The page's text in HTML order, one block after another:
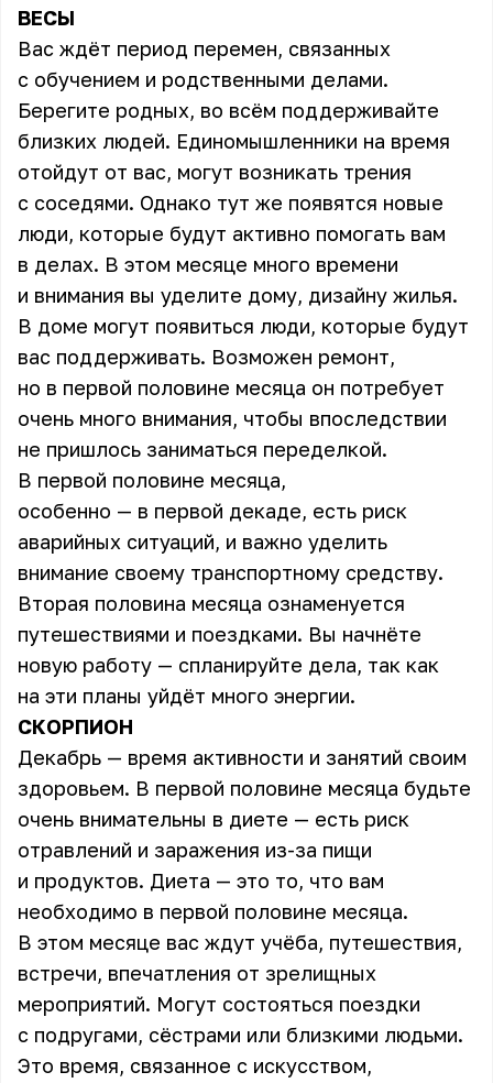
ВЕСЫ
Вас ждёт период перемен, связанных
с обучением и родственными делами.
Берегите родных, во всём поддерживайте
близких людей. Единомышленники на время
отойдут от вас, могут возникать трения
с соседями. Однако тут же появятся новые
люди, которые будут активно помогать вам
в делах. В этом месяце много времени
и внимания вы уделите дому, дизайну жилья.
В доме могут появиться люди, которые будут
вас поддерживать. Возможен ремонт,
но в первой половине месяца он потребует
очень много внимания, чтобы впоследствии
не пришлось заниматься переделкой.
В первой половине месяца,
особенно — в первой декаде, есть риск
аварийных ситуаций, и важно уделить
внимание своему транспортному средству.
Вторая половина месяца ознаменуется
путешествиями и поездками. Вы начнёте
новую работу — спланируйте дела, так как
на эти планы уйдёт много энергии.
СКОРПИОН
Декабрь — время активности и занятий своим
здоровьем. В первой половине месяца будьте
очень внимательны в диете — есть риск
отравлений и заражения из-за пищи
и продуктов. Диета — это то, что вам
необходимо в первой половине месяца.
В этом месяце вас ждут учёба, путешествия,
встречи, впечатления от зрелищных
мероприятий. Могут состояться поездки
с подругами, сёстрами или близкими людьми.
Это время, связанное с искусством,